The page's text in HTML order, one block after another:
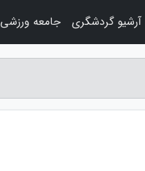
آرشیو گردشگری جامعه ورزشی